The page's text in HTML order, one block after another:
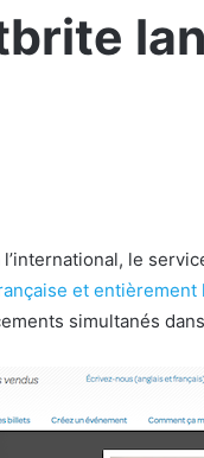
le
et entièrement
simultanés